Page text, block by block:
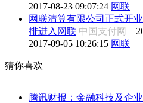
2017-08-23 09:07:24 网联
网联清算有限公司正式开
排进入网联 中国支付网
2017-09-05 10:26:15 网联
猜你喜欢
腾讯财报：金融科技及企